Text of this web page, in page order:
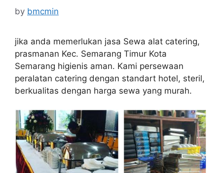
by bmcmin
jika anda memerlukan jasa Sewa alat catering,
prasmanan Kec. Semarang Timur Kota
Semarang higienis aman. Kami persewaan
peralatan catering dengan standart hotel, steril,
berkualitas dengan harga sewa yang murah.